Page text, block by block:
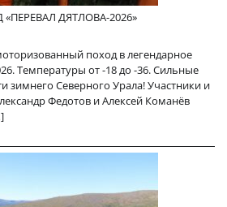
ДЯТЛОВА-2026»
поход в легендарное
Температуры от -18 до -36. Сильные
зимнего Северного Урала! Участники и
Федотов и Алексей Команёв